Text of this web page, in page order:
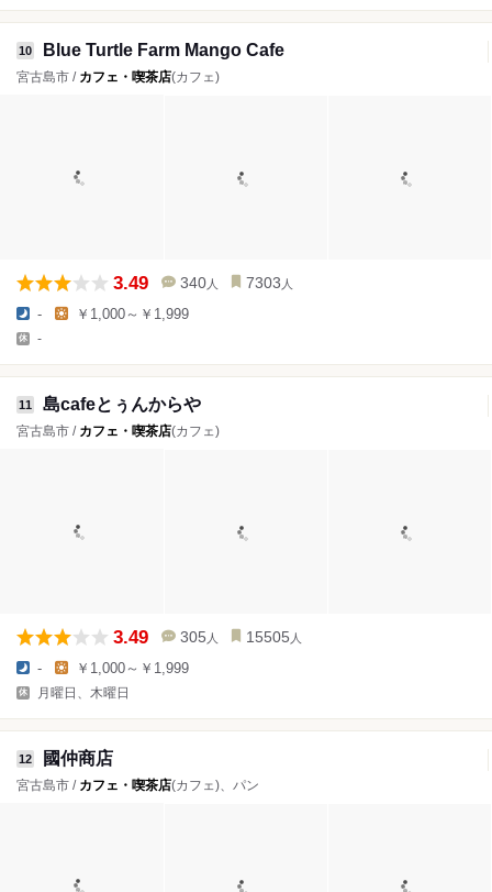
10 Blue Turtle Farm Mango Cafe
宮古島市 / カフェ・喫茶店(カフェ)
3.49 340 人 7303 人
- ￥1,000～￥1,999
-
11 島cafeとぅんからや
宮古島市 / カフェ・喫茶店(カフェ)
3.49 305 人 15505 人
- ￥1,000～￥1,999
月曜日、木曜日
12 國仲商店
宮古島市 / カフェ・喫茶店(カフェ)、パン